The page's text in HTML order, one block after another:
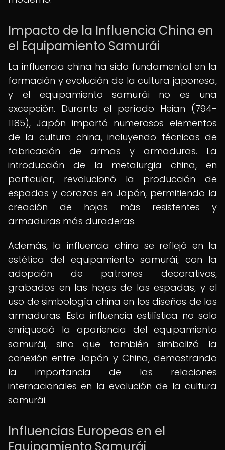
Impacto de la Influencia China en
el Equipamiento Samurái
La influencia china ha sido fundamental en la
formación y evolución de la cultura japonesa,
y el equipamiento samurái no es una
excepción. Durante el período Heian (794-
1185), Japón importó numerosos elementos
de la cultura china, incluyendo técnicas de
fabricación de armas y armaduras. La
introducción de la metalurgia china, en
particular, revolucionó la producción de
espadas y corazas en Japón, permitiendo la
creación de hojas más resistentes y
armaduras más duraderas.
Además, la influencia china se reflejó en la
estética del equipamiento samurái, con la
adopción de patrones decorativos,
grabados en las hojas de las espadas, y el
uso de simbología china en los diseños de las
armaduras. Esta influencia estilística no solo
enriqueció la apariencia del equipamiento
samurái, sino que también simbolizó la
conexión entre Japón y China, demostrando
la importancia de las relaciones
internacionales en la evolución de la cultura
samurái.
Influencias Europeas en el